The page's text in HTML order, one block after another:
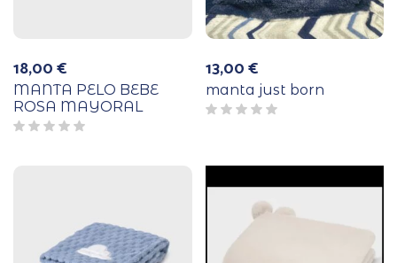
18,00€
MANTA PELO BEBE
ROSA MAYORAL
13,00€
manta just born